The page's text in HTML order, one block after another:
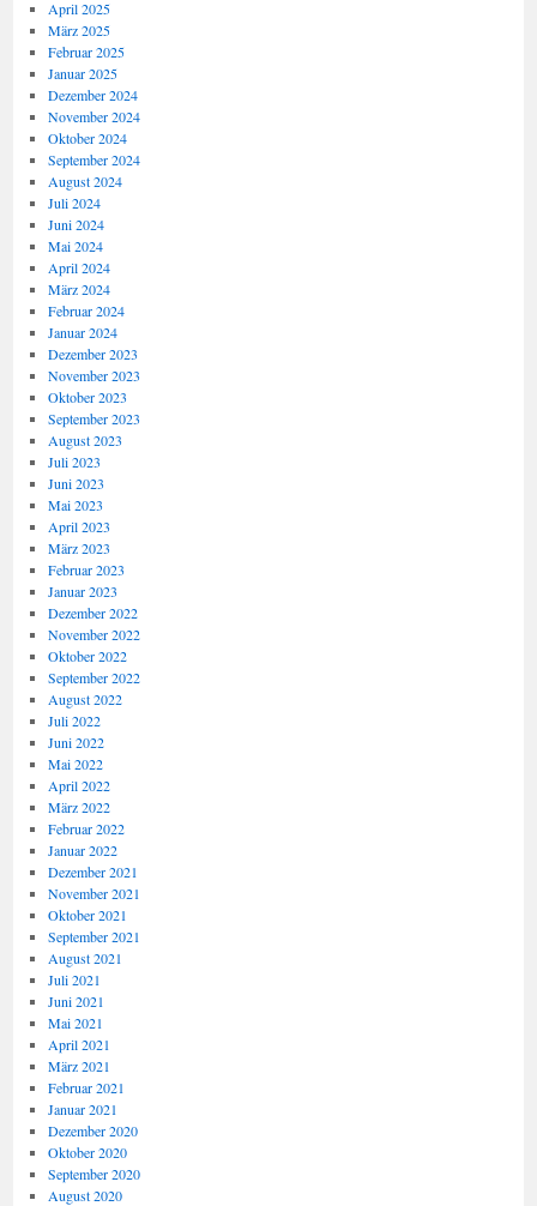
April 2025
März 2025
Februar 2025
Januar 2025
Dezember 2024
November 2024
Oktober 2024
September 2024
August 2024
Juli 2024
Juni 2024
Mai 2024
April 2024
März 2024
Februar 2024
Januar 2024
Dezember 2023
November 2023
Oktober 2023
September 2023
August 2023
Juli 2023
Juni 2023
Mai 2023
April 2023
März 2023
Februar 2023
Januar 2023
Dezember 2022
November 2022
Oktober 2022
September 2022
August 2022
Juli 2022
Juni 2022
Mai 2022
April 2022
März 2022
Februar 2022
Januar 2022
Dezember 2021
November 2021
Oktober 2021
September 2021
August 2021
Juli 2021
Juni 2021
Mai 2021
April 2021
März 2021
Februar 2021
Januar 2021
Dezember 2020
Oktober 2020
September 2020
August 2020